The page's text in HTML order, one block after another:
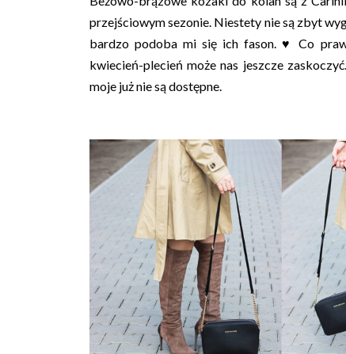
przejściowym sezonie. Niestety nie są zbyt
bardzo podoba mi się ich fason. ♥ Co
kwiecień-plecień może nas jeszcze
moje już nie są dostępne.